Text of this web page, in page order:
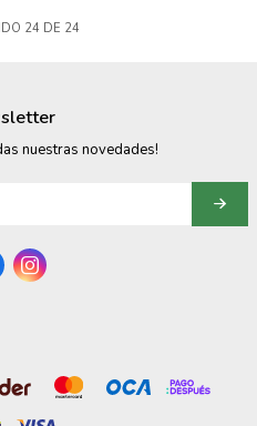
24 DE 24
nuestras novedades!
